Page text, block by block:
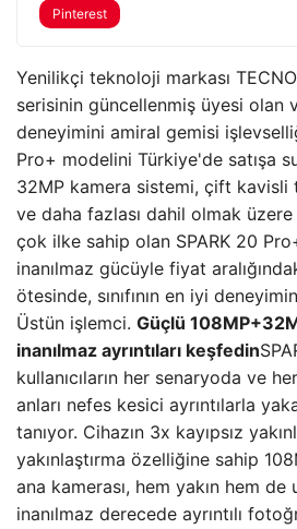
Pinterest
Yenilikçi teknoloji markası
serisinin güncellenmiş üyesi olan
deneyimini amiral gemisi
Pro+ modelini Türkiye'de satışa
32MP kamera sistemi, çift kavisli
ve daha fazlası dahil olmak
çok ilke sahip olan SPARK 20
inanılmaz gücüyle fiyat
ötesinde, sınıfının en iyi
Üstün işlemci. Güçlü
inanılmaz ayrıntıları keşfedin
kullanıcıların her senaryoda ve
anları nefes kesici ayrıntılarla
tanıyor. Cihazın 3x kayıpsız
yakınlaştırma özelliğine sahip
ana kamerası, hem yakın hem
inanılmaz derecede ayrıntılı